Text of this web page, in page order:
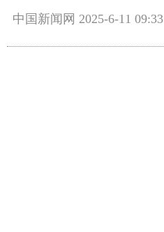
中国新闻网 2025-6-11 09:33